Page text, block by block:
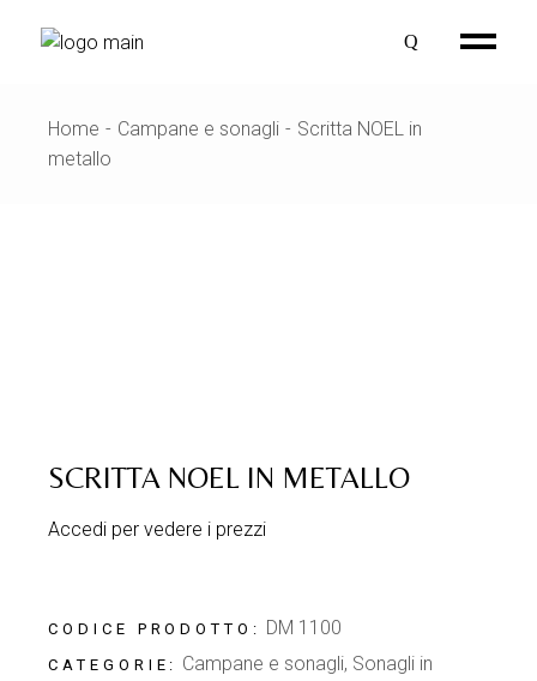
Home Campane e sonagli
Scritta NOEL in
metallo
SCRITTA NOEL IN METALLO
Accedi per vedere i prezzi
CODICE PRODOTTO: DM 1100
CATEGORIE: Campane e sonagli, Sonagli in